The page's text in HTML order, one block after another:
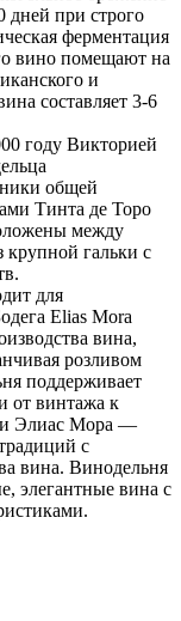
при строго
ферментация
вино помещают на
и
составляет 3-6
году Викторией
общей
Тинта де Торо
между
гальки с
для
Elias Mora
вина,
розливом
поддерживает
от винтажа к
Элиас Мора —
с
вина. Винодельня
элегантные вина с